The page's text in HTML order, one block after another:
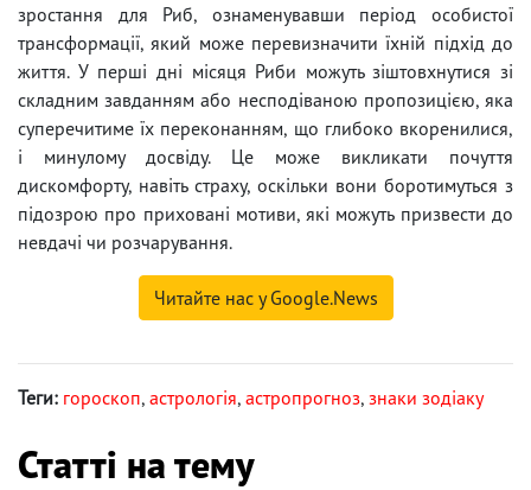
зростання для Риб, ознаменувавши період особистої
трансформації, який може перевизначити їхній підхід до
життя. У перші дні місяця Риби можуть зіштовхнутися зі
складним завданням або несподіваною пропозицією, яка
суперечитиме їх переконанням, що глибоко вкоренилися,
і минулому досвіду. Це може викликати почуття
дискомфорту, навіть страху, оскільки вони боротимуться з
підозрою про приховані мотиви, які можуть призвести до
невдачі чи розчарування.
Читайте нас у Google.News
Теги: гороскоп, астрологія, астропрогноз, знаки зодіаку
Статті на тему